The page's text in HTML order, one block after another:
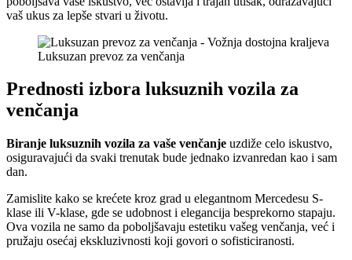
vaš ukus za lepše stvari u životu.
Luksuzan prevoz za venčanja
Prednosti izbora luksuznih vozila za
venčanja
Biranje luksuznih vozila za vaše venčanje uzdiže celo iskustvo,
osiguravajući da svaki trenutak bude jednako izvanredan kao i sam
dan.
Zamislite kako se krećete kroz grad u elegantnom Mercedesu S-
klase ili V-klase, gde se udobnost i elegancija besprekorno stapaju.
Ova vozila ne samo da poboljšavaju estetiku vašeg venčanja, već i
pružaju osećaj ekskluzivnosti koji govori o sofisticiranosti.